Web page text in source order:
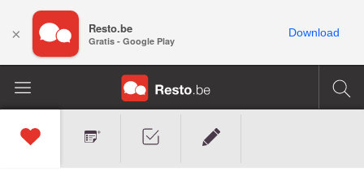
× Resto.be
Gratis - Google Play
Download